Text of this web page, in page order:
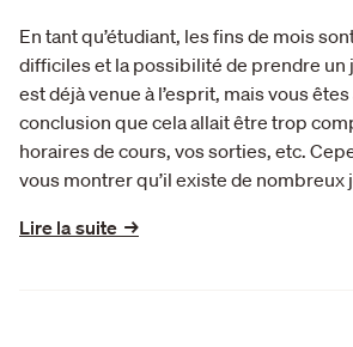
En tant qu’étudiant, les fins de mois
difficiles et la possibilité de prendre un
est déjà venue à l’esprit, mais vous
conclusion que cela allait être trop
horaires de cours, vos sorties, etc.
vous montrer qu’il existe de
Lire la suite →